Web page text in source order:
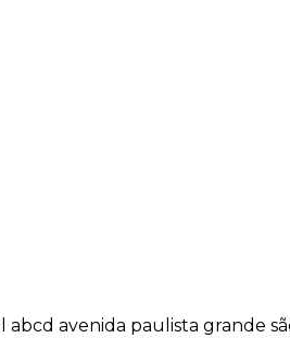
abcd avenida paulista grande